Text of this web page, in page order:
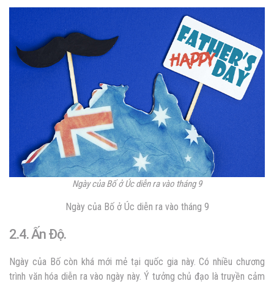
Ngày của Bố ở Úc diễn ra vào tháng 9
Ngày của Bố ở Úc diễn ra vào tháng 9
2.4. Ấn Độ.
Ngày của Bố còn khá mới mẻ tại quốc gia này. Có nhiều chương
trình văn hóa diễn ra vào ngày này. Ý tưởng chủ đạo là truyền cảm